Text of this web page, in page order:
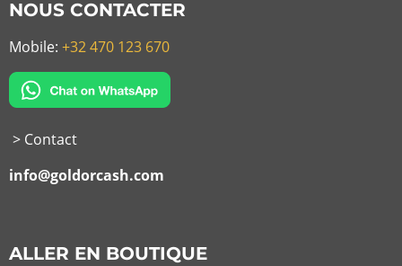
NOUS CONTACTER
Mobile: +32 470 123 670
> Contact
info@goldorcash.com
ALLER EN BOUTIQUE